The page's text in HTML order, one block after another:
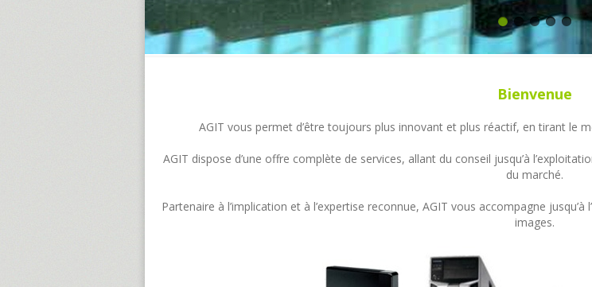
Bienvenue
AGIT vous permet d’être toujours plus innovant et plus réactif, en tirant le
AGIT dispose d’une offre complète de services, allant du conseil jusqu’à
du marché.
Partenaire à l’implication et à l’expertise reconnue, AGIT vous accompagne
images.